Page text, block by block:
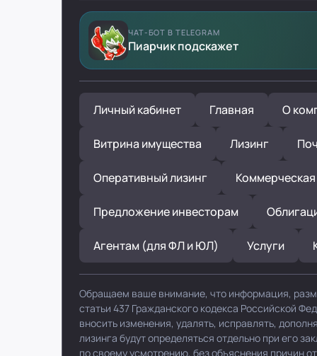
ЧАТ-БОТ В TELEGRAM
Пиарчик подскажет
Личный кабинет Главная О
Витрина имущества Лизинг
Оперативный лизинг
Предложение инвесторам
Агентам (для ФЛ и ЮЛ) Услуги
Обращаем ваше внимание, что информация,
статьи 437 Гражданского кодекса Российской
вносить изменения, удалять, исправлять,
лизинга будут определяться отдельно при его
по своему усмотрению, без объяснения причин